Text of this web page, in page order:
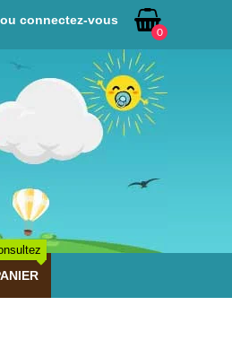
0
connectez-vous